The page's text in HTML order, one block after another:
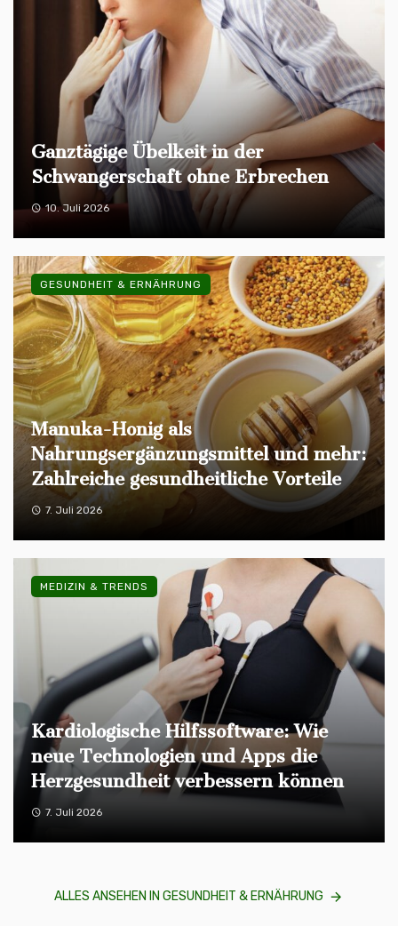
Ganztägige Übelkeit in der
Schwangerschaft ohne Erbrechen
10. Juli 2026
Manuka-Honig als
Nahrungsergänzungsmittel und mehr:
Zahlreiche gesundheitliche Vorteile
7. Juli 2026
GESUNDHEIT & ERNÄHRUNG
Kardiologische Hilfssoftware: Wie
neue Technologien und Apps die
Herzgesundheit verbessern können
7. Juli 2026
MEDIZIN & TRENDS
ALLES ANSEHEN IN GESUNDHEIT & ERNÄHRUNG